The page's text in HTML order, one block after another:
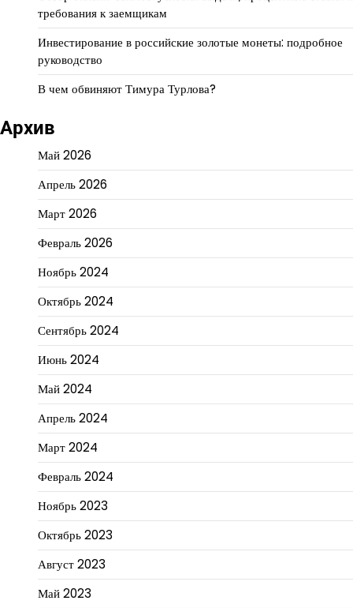
требования к заемщикам
Инвестирование в российские золотые монеты: подробное
руководство
В чем обвиняют Тимура Турлова?
Архив
Май 2026
Апрель 2026
Март 2026
Февраль 2026
Ноябрь 2024
Октябрь 2024
Сентябрь 2024
Июнь 2024
Май 2024
Апрель 2024
Март 2024
Февраль 2024
Ноябрь 2023
Октябрь 2023
Август 2023
Май 2023